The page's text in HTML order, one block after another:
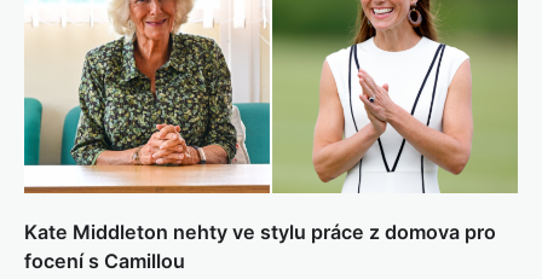
Kate Middleton nehty ve stylu práce z domova pro
focení s Camillou